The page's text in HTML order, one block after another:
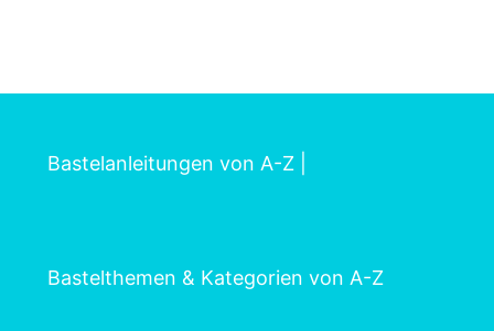
Bastelanleitungen von A-Z
Bastelthemen & Kategorien von A-Z